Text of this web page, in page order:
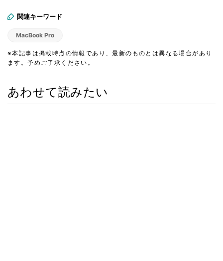
関連キーワード
MacBook Pro
※本記事は掲載時点の情報であり、最新のものとは異なる場合があり
ます。予めご了承ください。
あわせて読みたい